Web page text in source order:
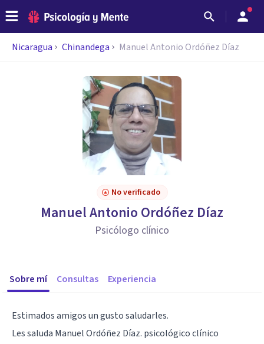
Nicaragua Chinandega Manuel Antonio Ordóñez Díaz
No verificado
Manuel Antonio Ordóñez Díaz
Psicólogo clínico
Sobre mí Consultas Experiencia
Estimados amigos un gusto saludarles.
Les saluda Manuel Ordóñez Díaz. psicológico clínico